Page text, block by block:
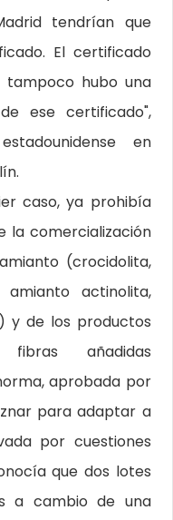
tendrían que
El certificado
hubo una
ese certificado",
en
caso, ya prohibía
la comercialización
(crocidolita,
actinolita,
y de los productos
añadidas
aprobada por
para adaptar a
por cuestiones
que dos lotes
a cambio de una